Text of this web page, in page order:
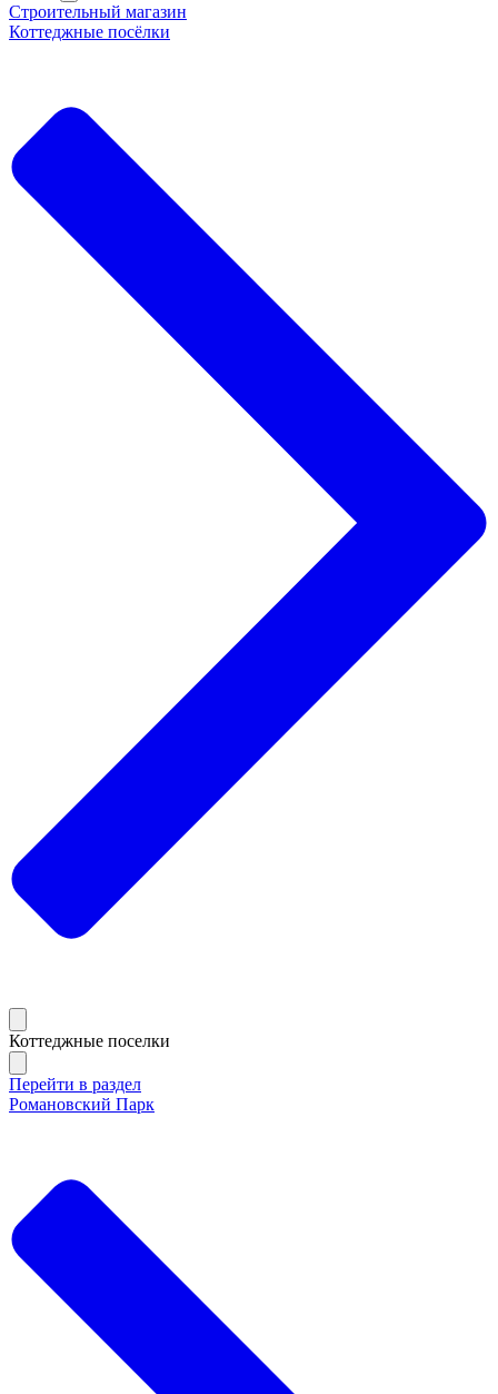
Строительный магазин
Коттеджные посёлки
Коттеджные поселки
Перейти в раздел
Романовский Парк